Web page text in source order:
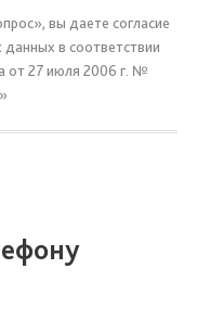
вы даете согласие
в соответствии
от 27 июля 2006 г. №